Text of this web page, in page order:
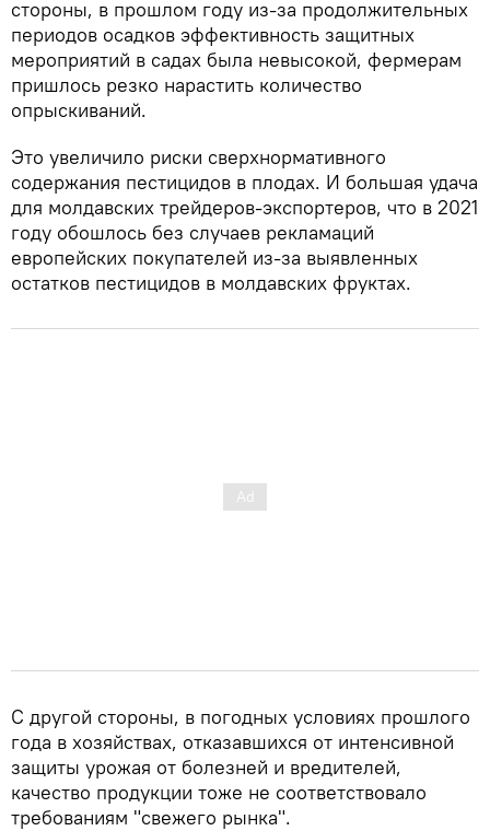
стороны, в прошлом году из-за продолжительных
периодов осадков эффективность защитных
мероприятий в садах была невысокой, фермерам
пришлось резко нарастить количество
опрыскиваний.
Это увеличило риски сверхнормативного
содержания пестицидов в плодах. И большая удача
для молдавских трейдеров-экспортеров, что в 2021
году обошлось без случаев рекламаций
европейских покупателей из-за выявленных
остатков пестицидов в молдавских фруктах.
С другой стороны, в погодных условиях прошлого
года в хозяйствах, отказавшихся от интенсивной
защиты урожая от болезней и вредителей,
качество продукции тоже не соответствовало
требованиям "свежего рынка".